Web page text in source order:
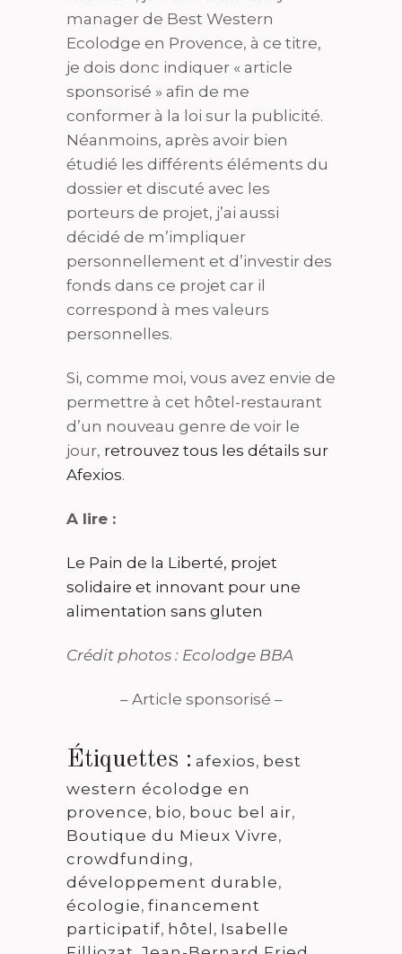
manager de Best Western
Ecolodge en Provence, à ce titre,
je dois donc indiquer « article
sponsorisé » afin de me
conformer à la loi sur la publicité.
Néanmoins, après avoir bien
étudié les différents éléments du
dossier et discuté avec les
porteurs de projet, j’ai aussi
décidé de m’impliquer
personnellement et d’investir des
fonds dans ce projet car il
correspond à mes valeurs
personnelles.
Si, comme moi, vous avez envie de
permettre à cet hôtel-restaurant
d’un nouveau genre de voir le
jour, retrouvez tous les détails sur
Afexios.
A lire :
Le Pain de la Liberté, projet
solidaire et innovant pour une
alimentation sans gluten
Crédit photos : Ecolodge BBA
– Article sponsorisé –
Étiquettes : afexios, best
western écolodge en
provence, bio, bouc bel air,
Boutique du Mieux Vivre,
crowdfunding ,
développement durable,
écologie, financement
participatif, hôtel , Isabelle